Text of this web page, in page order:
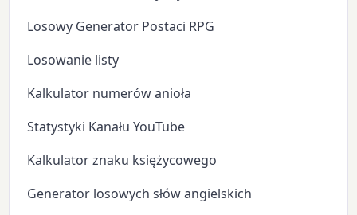
Losowy Generator Postaci RPG
Losowanie listy
Kalkulator numerów anioła
Statystyki Kanału YouTube
Kalkulator znaku księżycowego
Generator losowych słów angielskich